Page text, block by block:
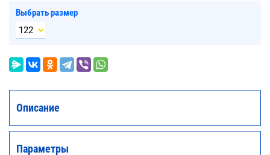
Выбрать размер
Описание
Параметры